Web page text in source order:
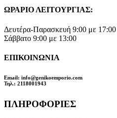
ΩΡΑΡΙΟ ΛΕΙΤΟΥΡΓΙΑΣ:
Δευτέρα-Παρασκευή 9:00 με 17:00
Σάββατο 9:00 με 13:00
ΕΠΙΚΟΙΝΩΝΙΑ
Email: info@genikoemporio.com
Τηλ.: 2118001943
ΠΛΗΡΟΦΟΡΙΕΣ